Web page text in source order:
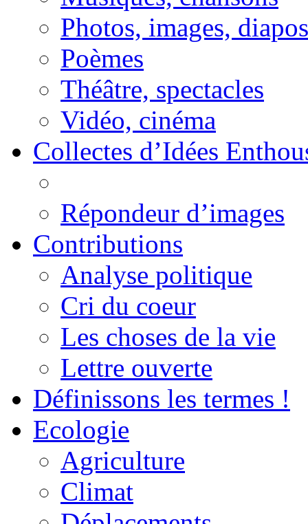
Photos, images, diapos
Poèmes
Théâtre, spectacles
Vidéo, cinéma
Collectes d’Idées
Répondeur d’images
Contributions
Analyse politique
Cri du coeur
Les choses de la vie
Lettre ouverte
Définissons les termes !
Ecologie
Agriculture
Climat